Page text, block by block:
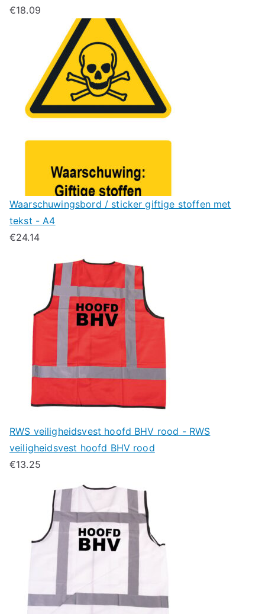
€18.09
Waarschuwingsbord / sticker giftige stoffen met
tekst - A4
€24.14
RWS veiligheidsvest hoofd BHV rood - RWS
veiligheidsvest hoofd BHV rood
€13.25